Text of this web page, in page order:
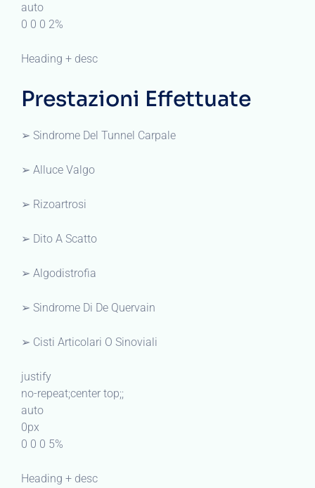
auto
0 0 0 2%
Heading + desc
Prestazioni Effettuate
➢ Sindrome Del Tunnel Carpale
➢ Alluce Valgo
➢ Rizoartrosi
➢ Dito A Scatto
➢ Algodistrofia
➢ Sindrome Di De Quervain
➢ Cisti Articolari O Sinoviali
justify
no-repeat;center top;;
auto
0px
0 0 0 5%
Heading + desc